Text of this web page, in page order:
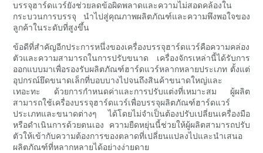
บรรจุฮาร์ดแวร์ยังช่วยลดข้อผิดพลาดและความไม่สอดคล้องใน
กระบวนการบรรจุ นำไปสู่คุณภาพผลิตภัณฑ์และความพึงพอใจของ
ลูกค้าในระดับที่สูงขึ้น
ข้อดีที่สำคัญอีกประการหนึ่งของเครื่องบรรจุฮาร์ดแวร์คือความคล่อง
ตัวและความสามารถในการปรับขนาด เครื่องจักรเหล่านี้ได้รับการ
ออกแบบมาเพื่อรองรับผลิตภัณฑ์ฮาร์ดแวร์หลากหลายประเภท ตั้งแต่
อุปกรณ์ยึดขนาดเล็กที่บอบบางไปจนถึงสินค้าขนาดใหญ่และ
เทอะทะ ด้วยการกำหนดค่าและการปรับแต่งที่เหมาะสม ผู้ผลิต
สามารถใช้เครื่องบรรจุฮาร์ดแวร์เพื่อบรรจุผลิตภัณฑ์ฮาร์ดแวร์
ประเภทและขนาดต่างๆ ได้โดยไม่จำเป็นต้องปรับเปลี่ยนเครื่องมือ
หรือดำเนินการด้วยตนเอง ความยืดหยุ่นนี้ช่วยให้ผู้ผลิตสามารถปรับ
ตัวให้เข้ากับความต้องการของตลาดที่เปลี่ยนแปลงไปและนำเสนอ
ผลิตภัณฑ์ที่หลากหลายได้อย่างง่ายดาย